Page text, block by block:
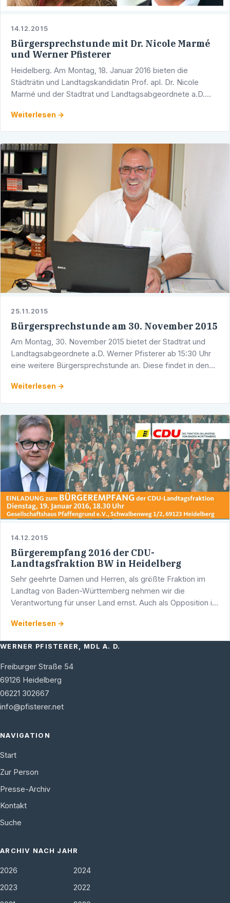
14.12.2015
Bürgersprechstunde mit Dr. Nicole Marmé
und Werner Pfisterer
Heidelberg. Am Montag, 18. Januar 2016 bieten die
Städträtin und Landtagskandidatin Prof. apl. Dr. Nicole
Marmé und der Stadtrat und Landtagsabgeordnete a.D.
Weiterlesen →
25.11.2015
Bürgersprechstunde am 30. November 2015
Am Montag, 30. November 2015 bietet der Stadtrat und
Landtagsabgeordnete a.D. Werner Pfisterer ab 15:30 Uhr
eine weitere Bürgersprechstunde an. Diese findet in den
Weiterlesen →
14.12.2015
Bürgerempfang 2016 der CDU-
Landtagsfraktion BW in Heidelberg
Sehr geehrte Damen und Herren, als größte Fraktion im
Landtag von Baden-Württemberg nehmen wir die
Verantwortung für unser Land ernst. Auch als Opposition ist
persönlichen …
Weiterlesen →
WERNER PFISTERER, MDL A. D.
Freiburger Straße 54
69126 Heidelberg
06221 302667
info@pfisterer.net
NAVIGATION
Start
Zur Person
Presse-Archiv
Kontakt
Suche
ARCHIV NACH JAHR
2026
2024
2023
2022